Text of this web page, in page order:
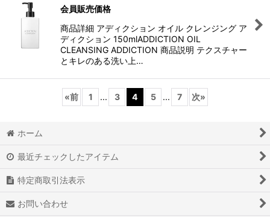
会員販売価格
商品詳細 アディクション オイル クレンジング ア
ディクション 150mlADDICTION OIL
CLEANSING ADDICTION 商品説明 テクスチャー
とキレのある洗い上…
«前 1 ... 3 4 5 ... 7 次»
ホーム
最近チェックしたアイテム
特定商取引法表示
お問い合わせ